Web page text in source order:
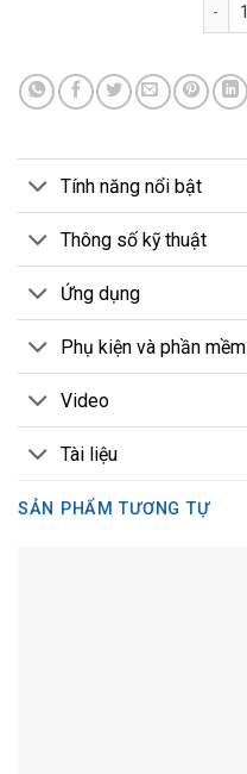
Tính năng nổi bật
Thông số kỹ thuật
Ứng dụng
Phụ kiện và phần mềm
Video
Tài liệu
SẢN PHẨM TƯƠNG TỰ